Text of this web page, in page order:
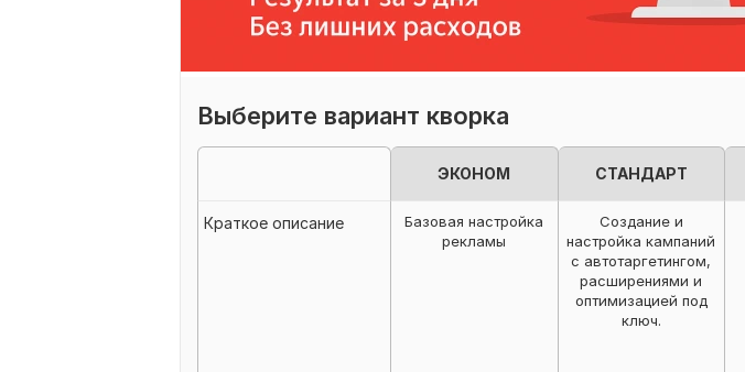
Выберите вариант кворка
ЭКОНОМ СТАНДАРТ
Краткое описание
Базовая настройка
рекламы
Создание и
настройка кампаний
с автотаргетингом,
расширениями и
оптимизацией под
ключ.